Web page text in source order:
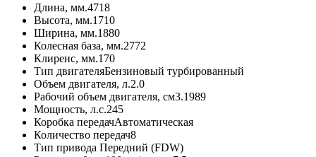
Длина, мм.4718
Высота, мм.1710
Ширина, мм.1880
Колесная база, мм.2772
Клиренс, мм.170
Тип двигателяБензиновый турбированный
Объем двигателя, л.2.0
Рабочий объем двигателя, см3.1989
Мощность, л.с.245
Коробка передачАвтоматическая
Количество передач8
Тип привода Передний (FDW)